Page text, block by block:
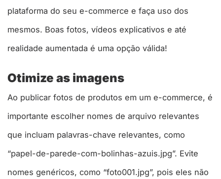
plataforma do seu e-commerce e faça uso dos
mesmos. Boas fotos, vídeos explicativos e até
realidade aumentada é uma opção válida!
Otimize as imagens
Ao publicar fotos de produtos em um e-commerce, é
importante escolher nomes de arquivo relevantes
que incluam palavras-chave relevantes, como
“papel-de-parede-com-bolinhas-azuis.jpg”. Evite
nomes genéricos, como “foto001.jpg”, pois eles não